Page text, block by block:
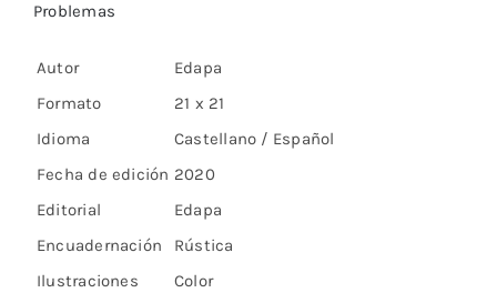
Problemas
Autor
Edapa
Formato
21 x 21
Idioma
Castellano / Español
Fecha de edición 2020
Editorial
Edapa
Encuadernación
Rústica
Ilustraciones
Color